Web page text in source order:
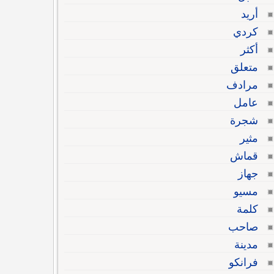
أريد
كردي
أكثر
متعلق
مرادف
عامل
شجرة
مثير
قماش
جهاز
مسيو
كلمة
صاحب
مدينة
فرانكو